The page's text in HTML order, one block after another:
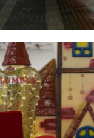
Аллеи и парки